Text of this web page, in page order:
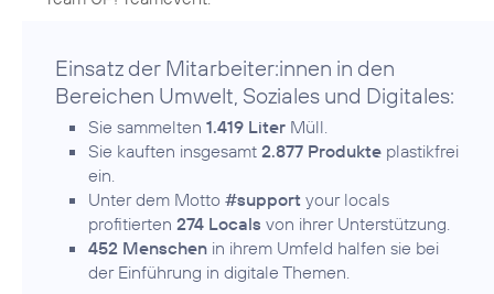
Einsatz der Mitarbeiter:innen in den
Bereichen Umwelt, Soziales und Digitales:
Sie sammelten 1.419 Liter Müll.
Sie kauften insgesamt 2.877 Produkte plastikfrei
ein.
Unter dem Motto #support your locals
profitierten 274 Locals von ihrer Unterstützung.
452 Menschen in ihrem Umfeld halfen sie bei
der Einführung in digitale Themen.